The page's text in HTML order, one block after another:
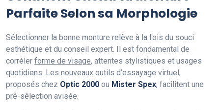
Parfaite Selon sa Morphologie
Sélectionner la bonne monture relève à la fois du souci
esthétique et du conseil expert. Il est fondamental de
corréler forme de visage, attentes stylistiques et usages
quotidiens. Les nouveaux outils d’essayage virtuel,
proposés chez Optic 2000 ou Mister Spex, facilitent une
pré-sélection avisée.